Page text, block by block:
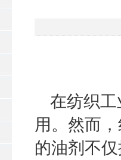
在纺织
用。然而
的油剂不